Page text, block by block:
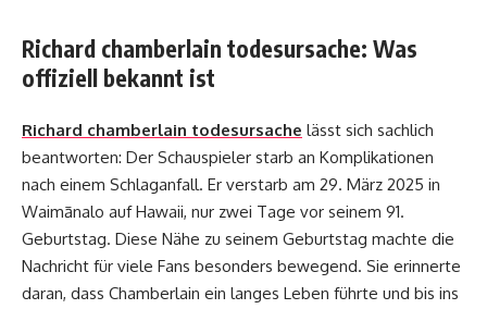
Richard chamberlain todesursache: Was
offiziell bekannt ist
Richard chamberlain todesursache lässt sich sachlich
beantworten: Der Schauspieler starb an Komplikationen
nach einem Schlaganfall. Er verstarb am 29. März 2025 in
Waimānalo auf Hawaii, nur zwei Tage vor seinem 91.
Geburtstag. Diese Nähe zu seinem Geburtstag machte die
Nachricht für viele Fans besonders bewegend. Sie erinnerte
daran, dass Chamberlain ein langes Leben führte und bis ins